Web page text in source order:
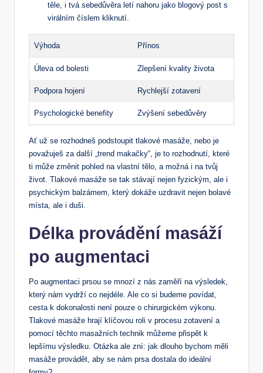
těle, i tvá sebedůvěra letí nahoru jako blogový post s
virálním číslem kliknutí.
Výhoda Přínos
Úleva od bolesti Zlepšení kvality života
Podpora hojení Rychlejší zotavení
Psychologické benefity Zvýšení sebedůvěry
Ať už se rozhodneš podstoupit tlakové masáže, nebo je
považuješ za další „trend makačky“, je to rozhodnutí, které
ti může změnit pohled na vlastní tělo, a možná i na tvůj
život. Tlakové masáže se tak stávají nejen fyzickým, ale i
psychickým balzámem, který dokáže uzdravit nejen bolavé
místa, ale i duši.
Délka provádění masáží
po augmentaci
Po augmentaci prsou se mnozí z nás zaměří na výsledek,
který nám vydrží co nejdéle. Ale co si budeme povídat,
cesta k dokonalosti není pouze o chirurgickém výkonu.
Tlakové masáže hrají klíčovou roli v procesu zotavení a
pomocí těchto masažních technik můžeme přispět k
lepšímu výsledku. Otázka ale zní: jak dlouho bychom měli
masáže provádět, aby se nám prsa dostala do ideální